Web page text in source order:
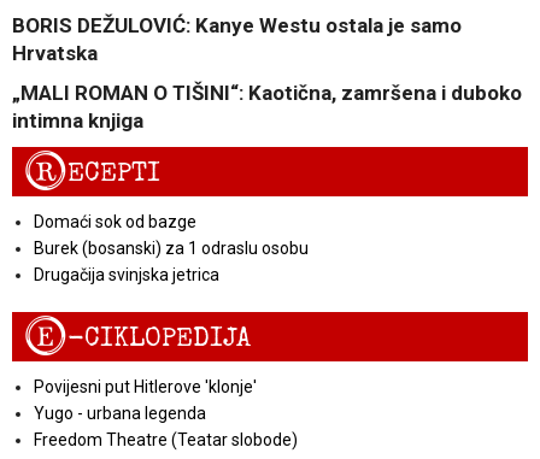
BORIS DEŽULOVIĆ: Kanye Westu ostala je samo
Hrvatska
„MALI ROMAN O TIŠINI“: Kaotična, zamršena i duboko
intimna knjiga
RECEPTI
Domaći sok od bazge
Burek (bosanski) za 1 odraslu osobu
Drugačija svinjska jetrica
E-CIKLOPEDIJA
Povijesni put Hitlerove 'klonje'
Yugo - urbana legenda
Freedom Theatre (Teatar slobode)